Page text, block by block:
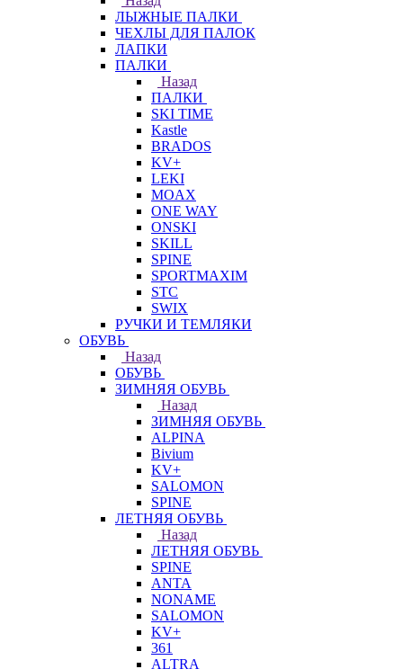
ЛЫЖНЫЕ ПАЛКИ
ЧЕХЛЫ ДЛЯ ПАЛОК
ЛАПКИ
ПАЛКИ
Назад
ПАЛКИ
SKI TIME
Kastle
BRADOS
KV+
LEKI
MOAX
ONE WAY
ONSKI
SKILL
SPINE
SPORTMAXIM
STC
SWIX
РУЧКИ И ТЕМЛЯКИ
ОБУВЬ
Назад
ОБУВЬ
ЗИМНЯЯ ОБУВЬ
Назад
ЗИМНЯЯ ОБУВЬ
ALPINA
Bivium
KV+
SALOMON
SPINE
ЛЕТНЯЯ ОБУВЬ
Назад
ЛЕТНЯЯ ОБУВЬ
SPINE
ANTA
NONAME
SALOMON
KV+
361
ALTRA